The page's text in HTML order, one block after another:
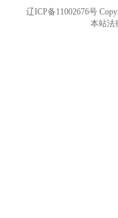
辽ICP备11002676号
本站法